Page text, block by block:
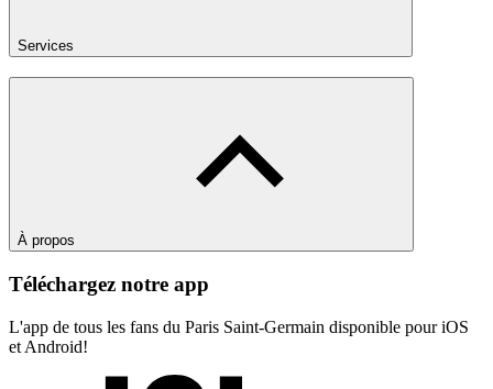
Services
À propos
Téléchargez notre app
L'app de tous les fans du Paris Saint-Germain disponible pour iOS
et Android!